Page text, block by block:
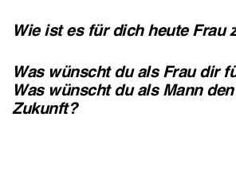
Wie ist es für dich heute Frau
Was wünscht du als Frau dir
Was wünscht du als Mann
Zukunft?